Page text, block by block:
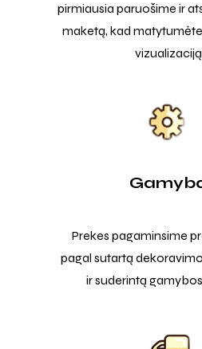
pirmiausia paruošime ir
maketą, kad
vizualizaciją
Prekes pagaminsime
pagal sutartą
ir suderintą